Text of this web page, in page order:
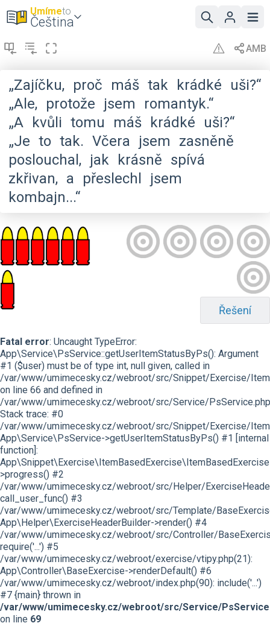
Umímeto
Čeština
„Zajíčku, proč máš tak krádké
uši?“
„Ale, protože jsem
romantyk.“
„A
kvůli tomu máš krádké
uši?“
„Je to tak. Včera jsem
zasněně
poslouchal, jak krásně spívá
zkřivan, a přeslechl
jsem
kombajn...“
Řešení
Fatal error: Uncaught TypeError:
App\Service\PsService::getUserItemStatusByPs(): Argument
#1 ($user) must be of type int, null given, called in
/var/www/umimecesky.cz/webroot/src/Snippet/Exercise/
on line 66 and defined in
/var/www/umimecesky.cz/webroot/src/Service/
Stack trace: #0
/var/www/umimecesky.cz/webroot/src/Snippet/Exercise/
App\Service\PsService->getUserItemStatusByPs() #1 [internal
function]:
>progress() #2
/var/www/umimecesky.cz/webroot/src/Helper/
call_user_func() #3
/var/www/umimecesky.cz/webroot/src/Template/
App\Helper\ExerciseHeaderBuilder->render() #4
/var/www/umimecesky.cz/webroot/src/Controller/
require('...') #5
/var/www/umimecesky.cz/webroot/exercise/vtipy.php(21):
App\Controller\BaseExercise->renderDefault() #6
/var/www/umimecesky.cz/webroot/index.php(90): include('...')
#7 {main} thrown in
/var/www/umimecesky.cz/webroot/src/Service/
on line 69